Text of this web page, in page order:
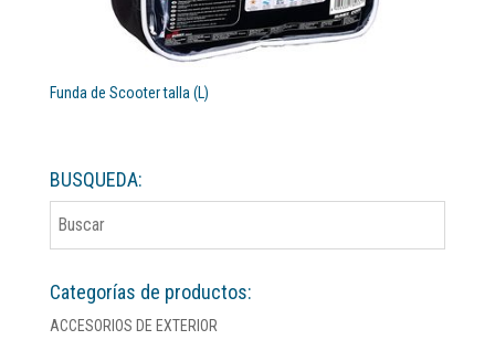
Funda de Scooter talla (L)
BUSQUEDA:
Categorías de productos:
ACCESORIOS DE EXTERIOR